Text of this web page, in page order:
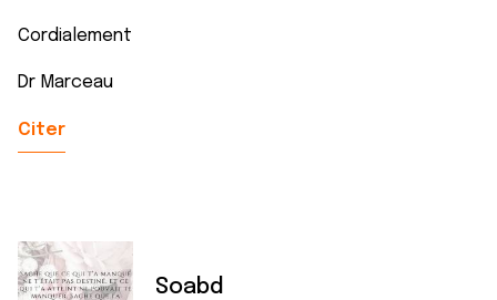
Cordialement
Dr Marceau
Citer
Soabd